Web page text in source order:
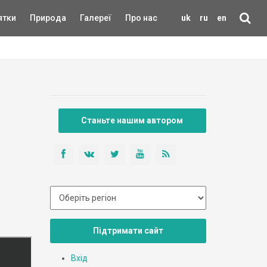
uk ru en
Природа Галереї Про нас
Станьте нашим автором
Підтримати сайт
Вхід